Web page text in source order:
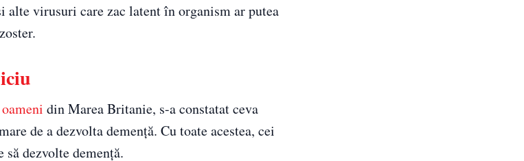
virusuri care zac latent în organism ar putea
oameni din Marea Britanie, s-a constatat ceva
de a dezvolta demență. Cu toate acestea, cei
dezvolte demență.